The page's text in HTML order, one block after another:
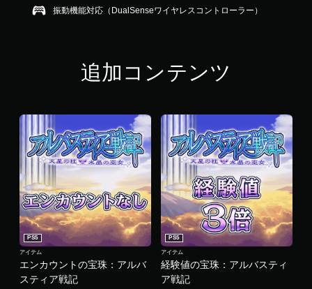
で
振動機能対応（DualSenseワイヤレスコントローラー）
追加コンテンツ
エンカウントの宝珠：アルバ
スティア戦記
PS5
アイテム
経験値の宝珠：アルバスティ
ア戦記
PS5
アイテム